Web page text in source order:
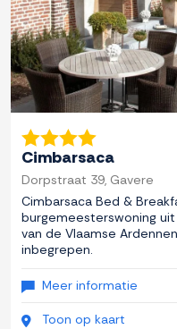
Cimbarsaca
Dorpstraat 39, Gavere
Cimbarsaca Bed &
burgemeesterswoning
van de Vlaamse
inbegrepen.
Meer informatie
Toon op kaart